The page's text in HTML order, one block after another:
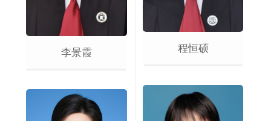
李景霞 程恒硕